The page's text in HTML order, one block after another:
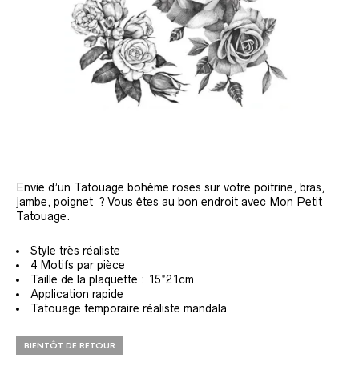
Envie d’un Tatouage bohème roses sur votre poitrine, bras,
jambe, poignet ? Vous êtes au bon endroit avec Mon Petit
Tatouage.
Style très réaliste
4 Motifs par pièce
Taille de la plaquette : 15*21cm
Application rapide
Tatouage temporaire réaliste mandala
BIENTÔT DE RETOUR